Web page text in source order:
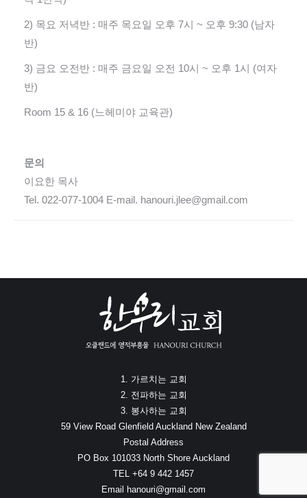
2) 목요 저녁반 : 매주 목요일 오후 7시 ~ 오후 9:30 (남자
반)
3) 금요 오전반 : 매주 금요일 오전 10시 ~ 오후 1시 (여자
반)
Room 15 & 16 (느헤미야 교육관)
문의
이요한 목사
Tel. 022-077-1004 E-mail. hanouri.jlee@gmail.com
1. 가르치는 교회
2. 전파하는 교회
3. 봉사하는 교회
59 View Road Glenfield Auckland New Zealand
Postal Address
PO Box 101033 North Shore Auckland
TEL +64 9 442 1457
Email hanouri@gmail.com